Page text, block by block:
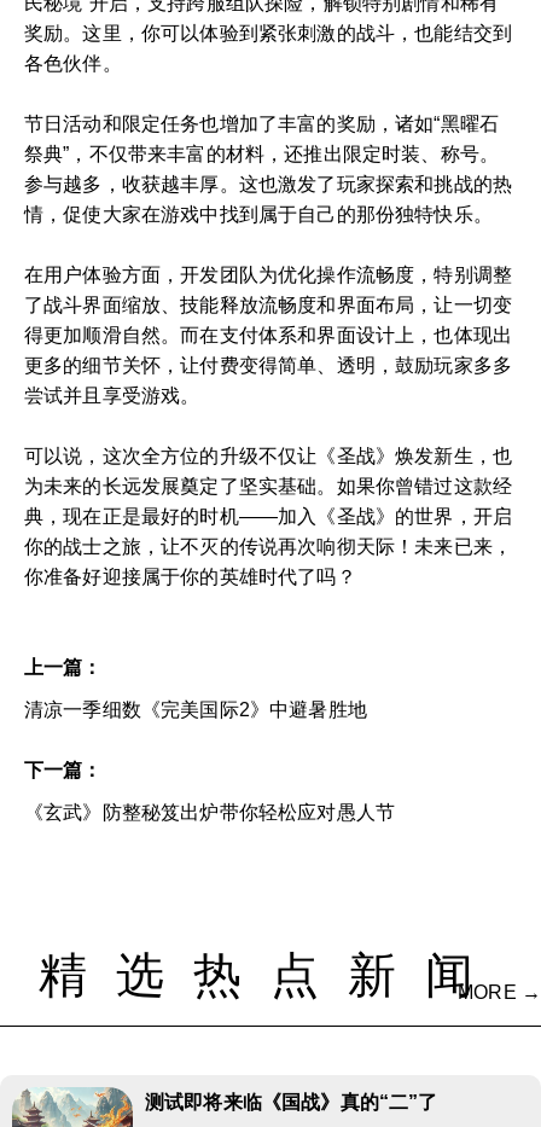
奖励。这里，你可以体验到紧张刺激的战斗，也能结交到
各色伙伴。
节日活动和限定任务也增加了丰富的奖励，诸如“黑曜石
祭典”，不仅带来丰富的材料，还推出限定时装、称号。
参与越多，收获越丰厚。这也激发了玩家探索和挑战的热
情，促使大家在游戏中找到属于自己的那份独特快乐。
在用户体验方面，开发团队为优化操作流畅度，特别调整
了战斗界面缩放、技能释放流畅度和界面布局，让一切变
得更加顺滑自然。而在支付体系和界面设计上，也体现出
更多的细节关怀，让付费变得简单、透明，鼓励玩家多多
尝试并且享受游戏。
可以说，这次全方位的升级不仅让《圣战》焕发新生，也
为未来的长远发展奠定了坚实基础。如果你曾错过这款经
典，现在正是最好的时机——加入《圣战》的世界，开启
你的战士之旅，让不灭的传说再次响彻天际！未来已来，
你准备好迎接属于你的英雄时代了吗？
上一篇：
清凉一季细数《完美国际2》中避暑胜地
下一篇：
《玄武》防整秘笈出炉带你轻松应对愚人节
精选热点新闻
MORE →
测试即将来临《国战》真的“二”了